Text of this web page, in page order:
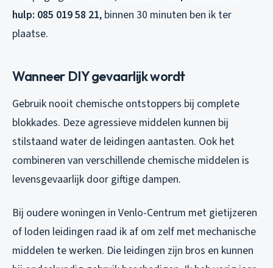
hulp: 085 019 58 21, binnen 30 minuten ben ik ter
plaatse.
Wanneer DIY gevaarlijk wordt
Gebruik nooit chemische ontstoppers bij complete
blokkades. Deze agressieve middelen kunnen bij
stilstaand water de leidingen aantasten. Ook het
combineren van verschillende chemische middelen is
levensgevaarlijk door giftige dampen.
Bij oudere woningen in Venlo-Centrum met gietijzeren
of loden leidingen raad ik af om zelf met mechanische
middelen te werken. Die leidingen zijn bros en kunnen